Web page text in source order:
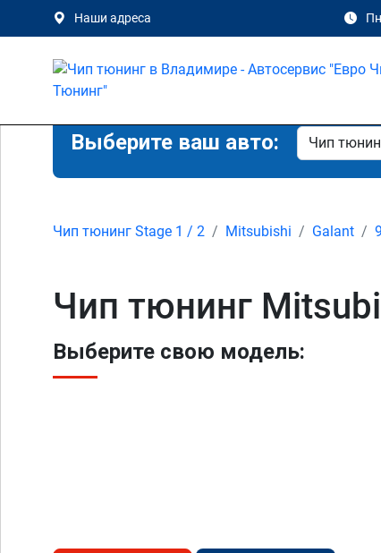
Наши адреса
Выберите ваш авто:
Чип тюнинг Stage 1 / 2 Mitsubishi Galant
Чип тюнинг
Выберите свою модель: